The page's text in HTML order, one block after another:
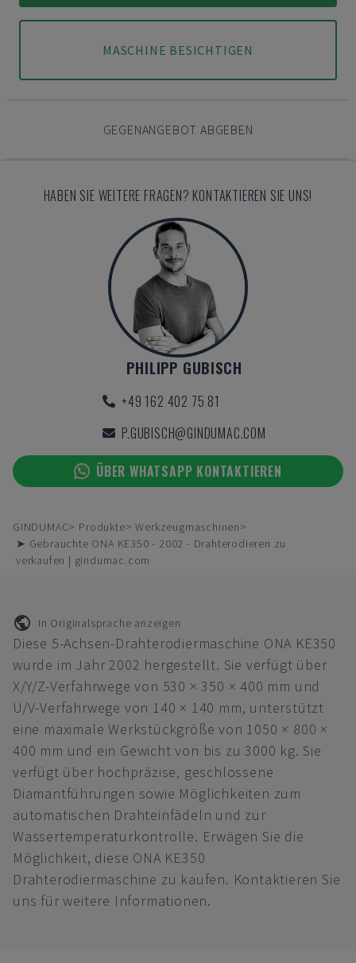
MASCHINE BESICHTIGEN
GEGENANGEBOT ABGEBEN
HABEN SIE WEITERE FRAGEN? KONTAKTIEREN SIE UNS!
PHILIPP GUBISCH
+49 162 402 75 81
P.GUBISCH@GINDUMAC.COM
ÜBER WHATSAPP KONTAKTIEREN
GINDUMAC Produkte
Werkzeugmaschinen
➤ Gebrauchte ONA KE350 - 2002 - Drahterodieren zu
verkaufen | gindumac.com
In Originalsprache anzeigen
Diese 5-Achsen-Drahterodiermaschine ONA KE350
wurde im Jahr 2002 hergestellt. Sie verfügt über
X/Y/Z-Verfahrwege von 530 × 350 × 400 mm und
U/V-Verfahrwege von 140 × 140 mm, unterstützt
eine maximale Werkstückgröße von 1050 × 800 ×
400 mm und ein Gewicht von bis zu 3000 kg. Sie
verfügt über hochpräzise, geschlossene
Diamantführungen sowie Möglichkeiten zum
automatischen Drahteinfädeln und zur
Wassertemperaturkontrolle. Erwägen Sie die
Möglichkeit, diese ONA KE350
Drahterodiermaschine zu kaufen. Kontaktieren Sie
uns für weitere Informationen.